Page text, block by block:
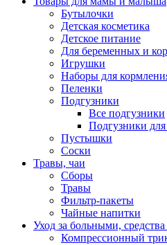
Бутылочки
Детская косметика
Детское питание
Для беременных и
Игрушки
Наборы для
Пеленки
Подгузники
Все подгузники
Подгузники
Пустышки
Соски
Травы, чаи
Сборы
Травы
Фильтр-пакеты
Чайные напитки
Уход за больными,
Компрессионный